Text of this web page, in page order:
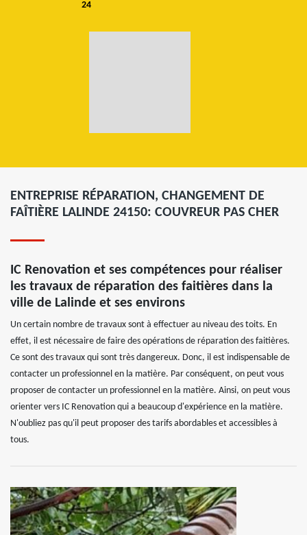
24
ENTREPRISE RÉPARATION, CHANGEMENT DE
FAÎTIÈRE LALINDE 24150: COUVREUR PAS CHER
IC Renovation et ses compétences pour réaliser
les travaux de réparation des faitières dans la
ville de Lalinde et ses environs
Un certain nombre de travaux sont à effectuer au niveau des toits. En
effet, il est nécessaire de faire des opérations de réparation des faitières.
Ce sont des travaux qui sont très dangereux. Donc, il est indispensable de
contacter un professionnel en la matière. Par conséquent, on peut vous
proposer de contacter un professionnel en la matière. Ainsi, on peut vous
orienter vers IC Renovation qui a beaucoup d'expérience en la matière.
N'oubliez pas qu'il peut proposer des tarifs abordables et accessibles à
tous.